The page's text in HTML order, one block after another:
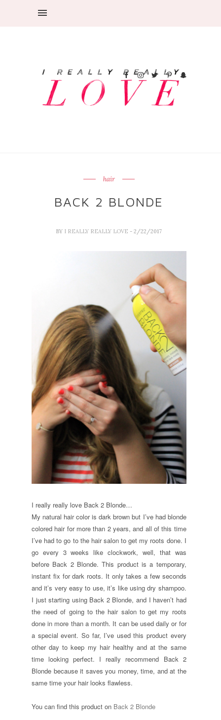
hair
BACK 2 BLONDE
BY I REALLY REALLY LOVE - 2/22/2017
I really really love Back 2 Blonde…
My natural hair color is dark brown but I’ve had blonde
colored hair for more than 2 years, and all of this time
I’ve had to go to the hair salon to get my roots done. I
go every 3 weeks like clockwork, well, that was
before Back 2 Blonde. This product is a temporary,
instant fix for dark roots. It only takes a few seconds
and it’s very easy to use, it’s like using dry shampoo.
I just starting using Back 2 Blonde, and I haven’t had
the need of going to the hair salon to get my roots
done in more than a month. It can be used daily or for
a special event. So far, I’ve used this product every
other day to keep my hair healthy and at the same
time looking perfect. I really recommend Back 2
Blonde because it saves you money, time, and at the
same time your hair looks flawless.
You can find this product on Back 2 Blonde